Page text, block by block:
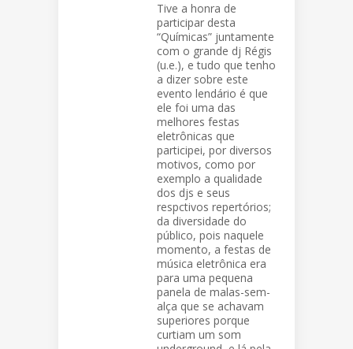
Tive a honra de
participar desta
“Químicas” juntamente
com o grande dj Régis
(u.e.), e tudo que tenho
a dizer sobre este
evento lendário é que
ele foi uma das
melhores festas
eletrônicas que
participei, por diversos
motivos, como por
exemplo a qualidade
dos djs e seus
respctivos repertórios;
da diversidade do
público, pois naquele
momento, a festas de
música eletrônica era
para uma pequena
panela de malas-sem-
alça que se achavam
superiores porque
curtiam um som